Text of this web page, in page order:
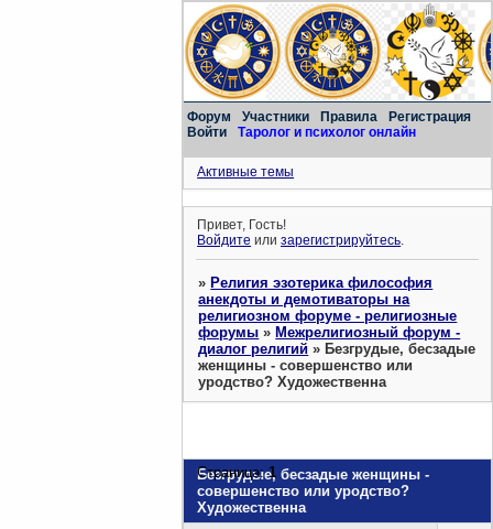
Форум Участники Правила
Регистрация
Войти
Таролог и психолог онлайн
Активные темы
Привет, Гость!
Войдите илизарегистрируйтесь.
»Религия эзотерика философия
анекдоты и демотиваторы на
религиозном форуме - религиозные
форумы »Межрелигиозный форум -
диалог религий »Безгрудые, бесзадые
женщины - совершенство или
уродство? Художественна
Безгрудые, бесзадые женщины -
совершенство или уродство?
Художественна
Страница:1